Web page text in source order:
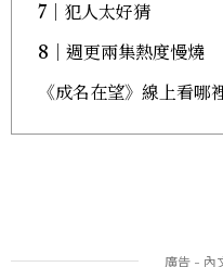
7｜犯人太好猜
8｜週更兩集熱度慢燒
《成名在望》線上看哪